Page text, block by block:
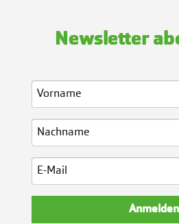
Newsletter
Anmelden